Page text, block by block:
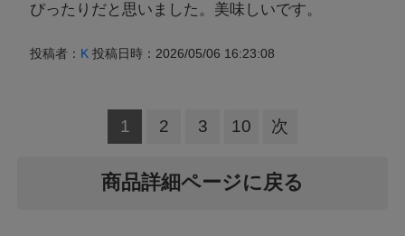
ぴったりだと思いました。美味しいです。
投稿者： K 投稿日時：2026/05/06 16:23:08
1 2 3 10 次
商品詳細ページに戻る